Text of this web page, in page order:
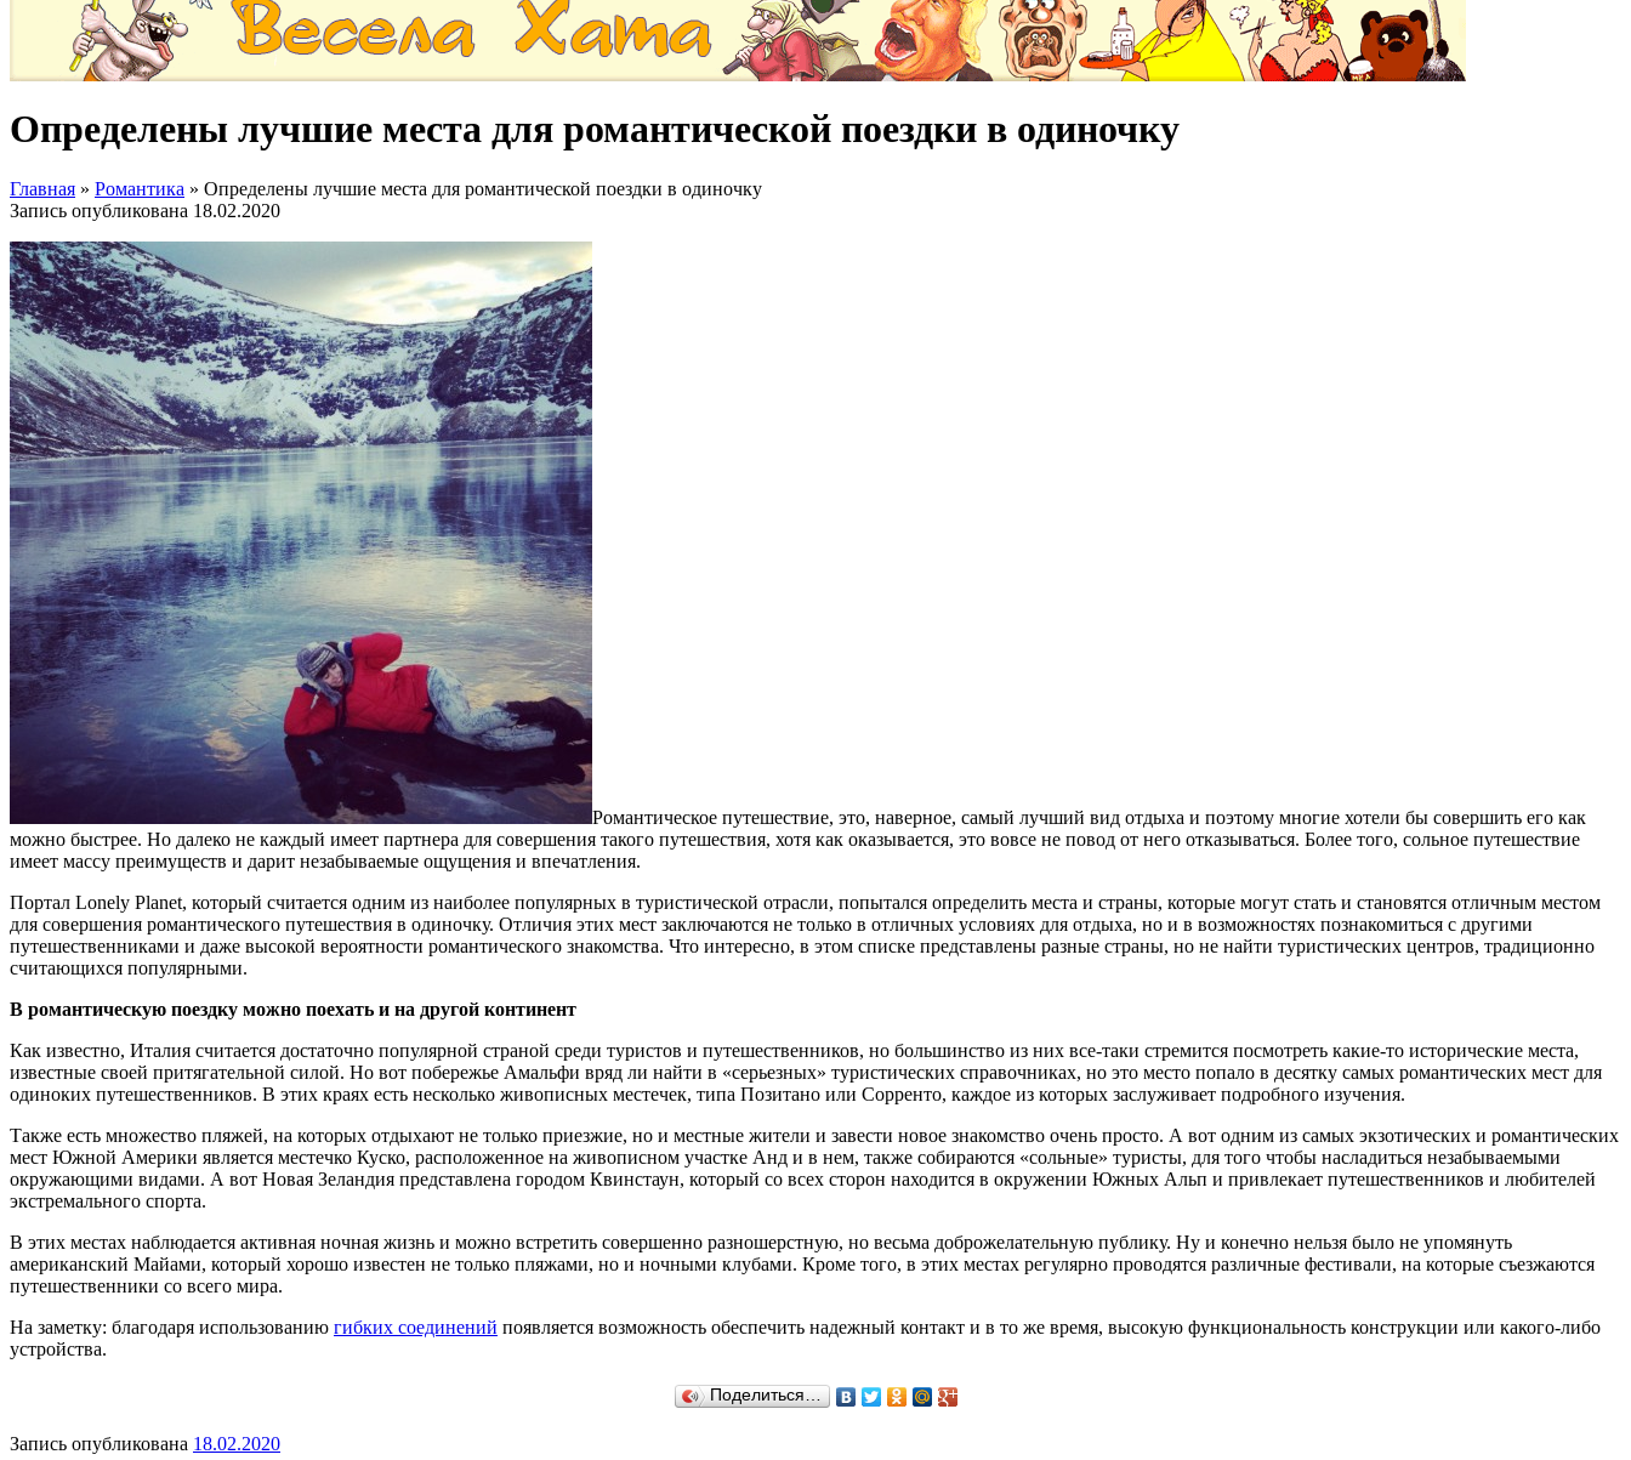
Определены лучшие места для романтической поездки в одиночку
Главная » Романтика » Определены лучшие места для романтической поездки в одиночку
Запись опубликована 18.02.2020
Романтическое путешествие, это, наверное, самый лучший вид отдыха и поэтому многие хотели бы совершить его как
можно быстрее. Но далеко не каждый имеет партнера для совершения такого путешествия, хотя как оказывается, это вовсе не повод от него отказываться. Более того, сольное путешествие
имеет массу преимуществ и дарит незабываемые ощущения и впечатления.
Портал Lonely Planet, который считается одним из наиболее популярных в туристической отрасли, попытался определить места и страны, которые могут стать и становятся отличным местом
для совершения романтического путешествия в одиночку. Отличия этих мест заключаются не только в отличных условиях для отдыха, но и в возможностях познакомиться с другими
путешественниками и даже высокой вероятности романтического знакомства. Что интересно, в этом списке представлены разные страны, но не найти туристических центров, традиционно
считающихся популярными.
В романтическую поездку можно поехать и на другой континент
Как известно, Италия считается достаточно популярной страной среди туристов и путешественников, но большинство из них все-таки стремится посмотреть какие-то исторические места,
известные своей притягательной силой. Но вот побережье Амальфи вряд ли найти в «серьезных» туристических справочниках, но это место попало в десятку самых романтических мест для
одиноких путешественников. В этих краях есть несколько живописных местечек, типа Позитано или Сорренто, каждое из которых заслуживает подробного изучения.
Также есть множество пляжей, на которых отдыхают не только приезжие, но и местные жители и завести новое знакомство очень просто. А вот одним из самых экзотических и романтических
мест Южной Америки является местечко Куско, расположенное на живописном участке Анд и в нем, также собираются «сольные» туристы, для того чтобы насладиться незабываемыми
окружающими видами. А вот Новая Зеландия представлена городом Квинстаун, который со всех сторон находится в окружении Южных Альп и привлекает путешественников и любителей
экстремального спорта.
В этих местах наблюдается активная ночная жизнь и можно встретить совершенно разношерстную, но весьма доброжелательную публику. Ну и конечно нельзя было не упомянуть
американский Майами, который хорошо известен не только пляжами, но и ночными клубами. Кроме того, в этих местах регулярно проводятся различные фестивали, на которые съезжаются
путешественники со всего мира.
На заметку: благодаря использованию гибких соединений появляется возможность обеспечить надежный контакт и в то же время, высокую функциональность конструкции или какого-либо
устройства.
Поделиться…
Запись опубликована 18.02.2020